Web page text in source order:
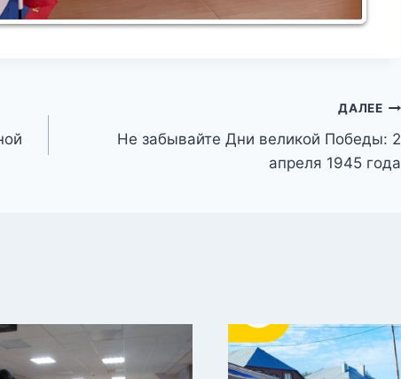
ДАЛЕЕ
Не забывайте Дни великой Победы: 2
апреля 1945 года